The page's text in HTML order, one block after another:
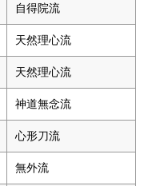
自得院流
天然理心流
天然理心流
神道無念流
心形刀流
無外流